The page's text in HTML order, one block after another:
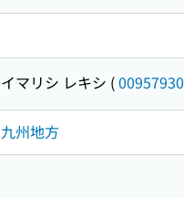
イマリシ レキシ (00957930
州地方